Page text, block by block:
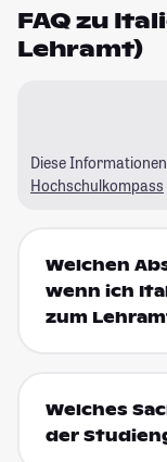
FAQ zu
Lehramt)
Diese
Hochschulkompass
Welchen
wenn ich
zum
Welches
der